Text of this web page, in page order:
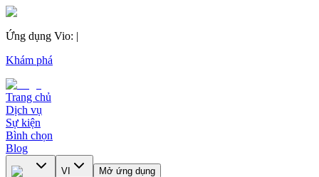
Ứng dụng Vio: |
Khám phá
Trang chủ
Dịch vụ
Sự kiện
Bình chọn
Blog
VI Mở ứng dụng